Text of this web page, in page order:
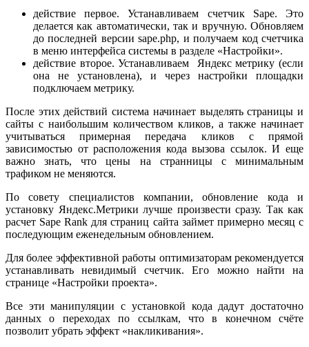
действие первое. Устанавливаем счетчик Sape. Это
делается как автоматически, так и вручную. Обновляем
до последней версии sape.php, и получаем код счетчика
в меню интерфейса системы в разделе «Настройки».
действие второе. Устанавливаем Яндекс метрику (если
она не установлена), и через настройки площадки
подключаем метрику.
После этих действий система начинает выделять страницы и
сайты с наибольшим количеством кликов, а также начинает
учитываться примерная передача кликов с прямой
зависимостью от расположения кода вызова ссылок. И еще
важно знать, что цены на странницы с минимальным
трафиком не меняются.
По совету специалистов компании, обновление кода и
установку Яндекс.Метрики лучше произвести сразу. Так как
расчет Sape Rank для страниц сайта займет примерно месяц с
последующим еженедельным обновлением.
Для более эффективной работы оптимизаторам рекомендуется
устанавливать невидимый счетчик. Его можно найти на
странице «Настройки проекта».
Все эти манипуляции с установкой кода дадут достаточно
данных о переходах по ссылкам, что в конечном счёте
позволит убрать эффект «накликивания».